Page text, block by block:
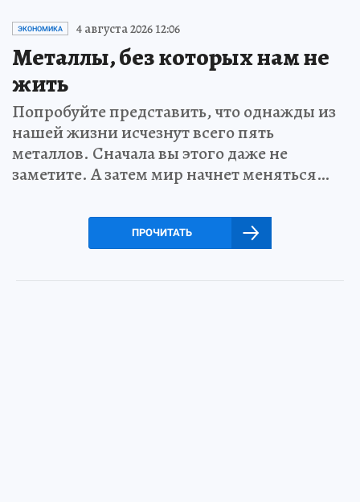
ЭКОНОМИКА 4 августа 2026 12:06
Металлы, без которых нам не
жить
Попробуйте представить, что однажды из
нашей жизни исчезнут всего пять
металлов. Сначала вы этого даже не
заметите. А затем мир начнет меняться…
ПРОЧИТАТЬ